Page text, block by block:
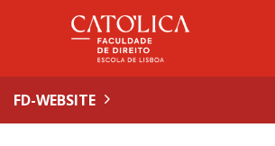
FD-WEBSITE